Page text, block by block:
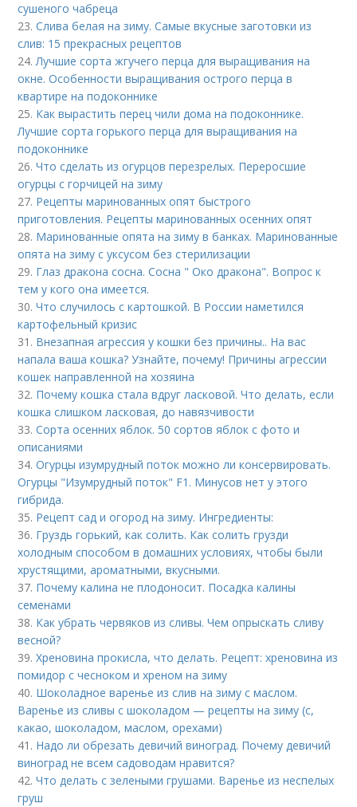
сушеного чабреца
23.Слива белая на зиму. Самые вкусные заготовки из
слив: 15 прекрасных рецептов
24.Лучшие сорта жгучего перца для выращивания на
окне. Особенности выращивания острого перца в
квартире на подоконнике
25. Как вырастить перец чили дома на подоконнике.
Лучшие сорта горького перца для выращивания на
подоконнике
26.Что сделать из огурцов перезрелых. Переросшие
огурцы с горчицей на зиму
27. Рецепты маринованных опят быстрого
приготовления. Рецепты маринованных осенних опят
28. Маринованные опята на зиму в банках. Маринованные
опята на зиму с уксусом без стерилизации
29. Глаз дракона сосна. Сосна " Око дракона". Вопрос к
тем у кого она имеется.
30.Что случилось с картошкой. В России наметился
картофельный кризис
31. Внезапная агрессия у кошки без причины.. На вас
напала ваша кошка? Узнайте, почему! Причины агрессии
кошек направленной на хозяина
32. Почему кошка стала вдруг ласковой. Что делать, если
кошка слишком ласковая, до навязчивости
33.Сорта осенних яблок. 50 сортов яблок с фото и
описаниями
34.Огурцы изумрудный поток можно ли консервировать.
Огурцы "Изумрудный поток" F1. Минусов нет у этого
гибрида.
35. Рецепт сад и огород на зиму. Ингредиенты:
36. Груздь горький, как солить. Как солить грузди
холодным способом в домашних условиях, чтобы были
хрустящими, ароматными, вкусными.
37. Почему калина не плодоносит. Посадка калины
семенами
38. Как убрать червяков из сливы. Чем опрыскать сливу
весной?
39.Хреновина прокисла, что делать. Рецепт: хреновина из
помидор с чесноком и хреном на зиму
40. Шоколадное варенье из слив на зиму с маслом.
Варенье из сливы с шоколадом — рецепты на зиму (с,
какао, шоколадом, маслом, орехами)
41. Надо ли обрезать девичий виноград. Почему девичий
виноград не всем садоводам нравится?
42.Что делать с зелеными грушами. Варенье из неспелых
груш